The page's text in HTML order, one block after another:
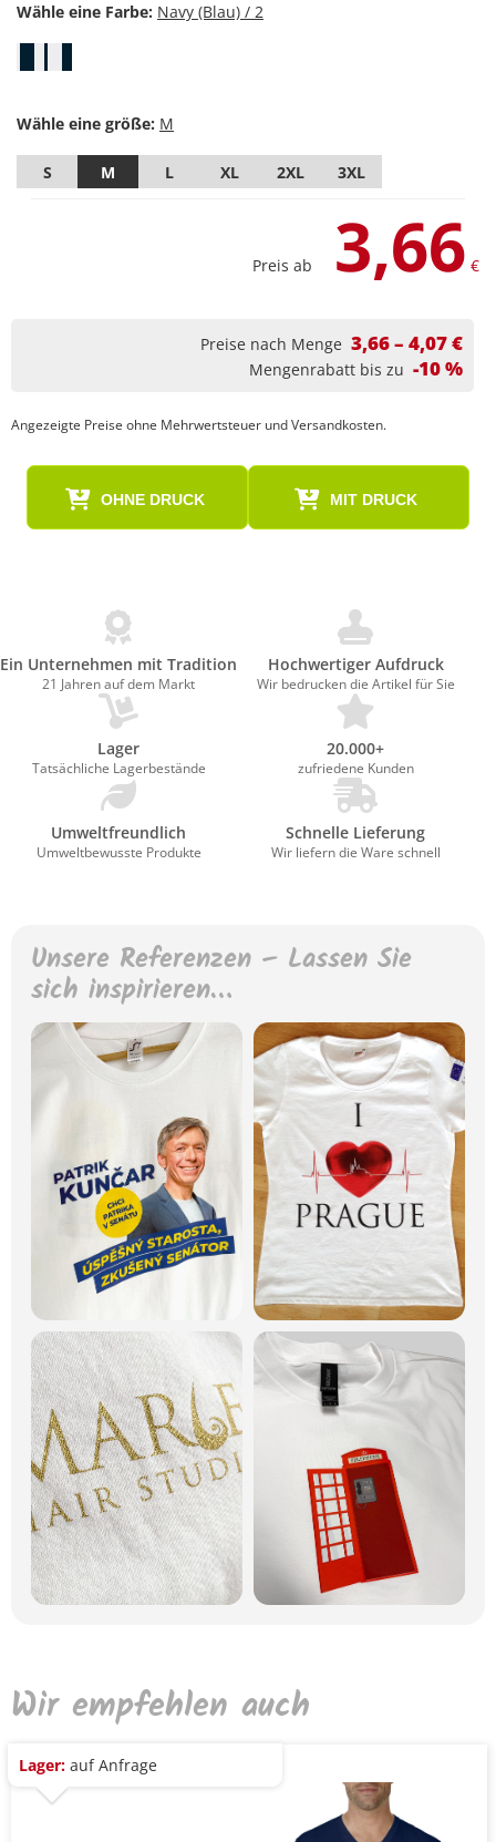
Wähle eine Farbe:
Wähle eine größe:
S M L XL 2XL 3XL
Preis ab 3,66 €
Preise nach Menge 3,66 – 4,07 €
Mengenrabatt bis zu -10 %
Angezeigte Preise ohne Mehrwertsteuer und Versandkosten.
OHNE DRUCK MIT DRUCK
Ein Unternehmen mit Tradition
21 Jahren auf dem Markt
Hochwertiger Aufdruck
Wir bedrucken die Artikel für Sie
Lager
Tatsächliche Lagerbestände
20.000+
zufriedene Kunden
Umweltfreundlich
Umweltbewusste Produkte
Schnelle Lieferung
Wir liefern die Ware schnell
Unsere Referenzen – Lassen Sie
sich inspirieren…
Wir empfehlen auch
Lager: auf Anfrage